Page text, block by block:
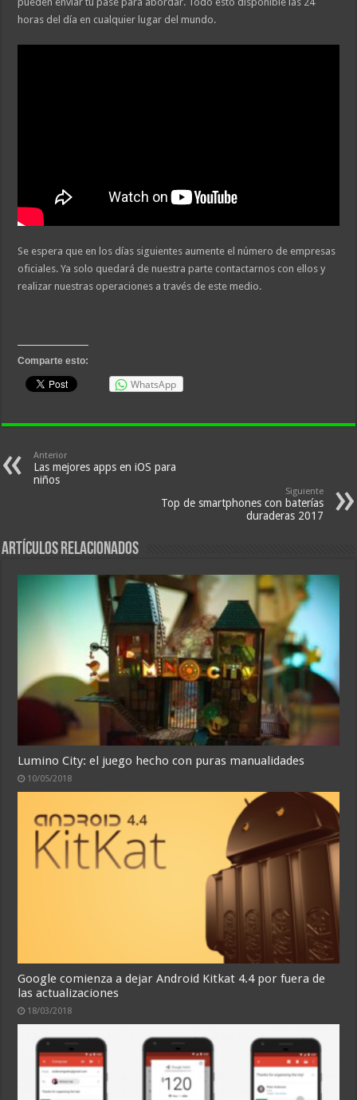
horas del día en cualquier lugar del mundo.
Se espera que en los días siguientes aumente el número de empresas
oficiales. Ya solo quedará de nuestra parte contactarnos con ellos y
realizar nuestras operaciones a través de este medio.
Comparte esto:
WhatsApp
Anterior
Las mejores apps en iOS para
niños
Siguiente
Top de smartphones con baterías
duraderas 2017
Artículos relacionados
Lumino City: el juego hecho con puras manualidades
10/05/2018
Google comienza a dejar Android Kitkat 4.4 por fuera de
las actualizaciones
18/03/2018